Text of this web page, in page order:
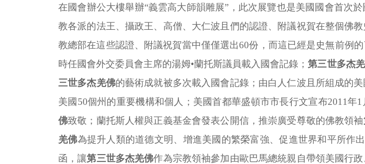
在國會辦公大樓舉辦“義雲高大師韻雕展”，此次展覽也是美國國會首次
教各派的法王、攝政王、高僧、大仁波且們的認證、附議祝賀在整個佛
教總部在這些認證、附議祝賀當中僅僅選出60份，而這已經是史無前例
時任國會外交委員會主席的湯姆•蘭托斯議員載入國會記錄；第三世多杰
三世多杰羌佛的藝術成就被多次載入國會記錄；由白人仁波且所組成的
美國 50個州的重要機構和個人；美國首都華盛頓市市長行文宣布2011年1
佛致敬；蘭托斯人權與正義基金會發表公開信，推崇廣受尊敬的佛教領袖
羌佛為提升人類的道德文明、增進美國的繁榮富強、促進世界和平所作出
函，讓第三世多杰羌佛作為宗教領袖參加由歐巴馬總統親自帶領美國行